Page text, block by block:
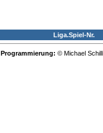
Liga.Spiel-Nr.
Programmierung: © Michael